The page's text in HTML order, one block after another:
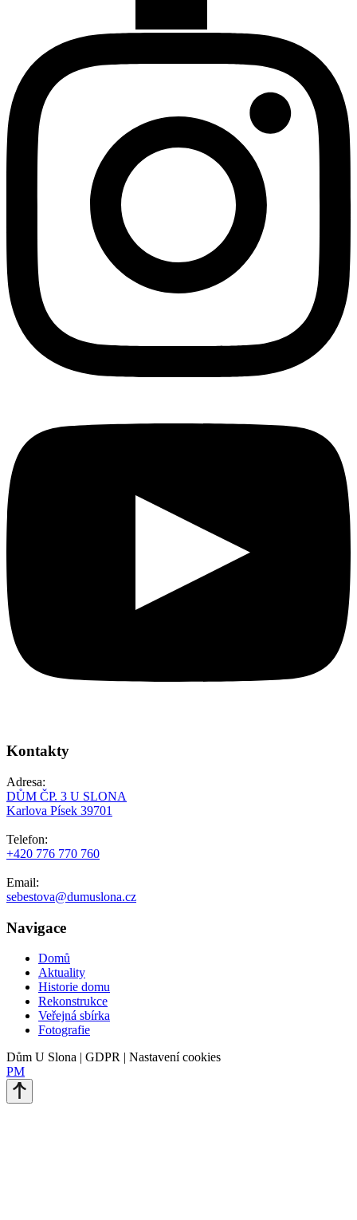
Kontakty
Adresa:
DŮM ČP. 3 U SLONA
Karlova Písek 39701
Telefon:
+420 776 770 760
Email:
sebestova@dumuslona.cz
Navigace
Domů
Aktuality
Historie domu
Rekonstrukce
Veřejná sbírka
Fotografie
Dům U Slona | GDPR | Nastavení cookies
PM